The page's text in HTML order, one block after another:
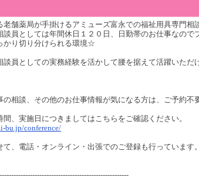
老舗薬局が手掛けるアミューズ富永での福祉用具専門相
談員としては年間休日１２０日、日勤帯のお仕事なの
かり切り分けられる環境☆
談員としての実務経験を活かして腰を据えて活躍いただ
の相談、その他のお仕事情報が気になる方は、ご予約不
間、実施日につきましてはこちらをご確認ください。
bu.jp/conference/
て、電話・オンライン・出張でのご登録も行っていま